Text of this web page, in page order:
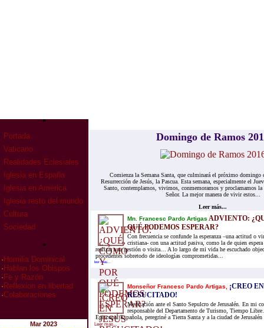
Portada
Vaticano
Realidades Eclesiales
Iglesia en España
Iglesia en América
Iglesia resto del mundo
Cultura
Sociedad
· Homilia Dominical
· Hablan los Obispos
· Fe y Razón
· Reflexion en libertad
·Colaboraciones
Mar 2023
Domingo de Ramos
Comienza la Semana Santa, que culminará el próximo domingo
Resurrección de Jesús, la Pascua. Esta semana, especialmente el
Santo, contemplamos, vivimos, conmemoramos y proclamamos
Señor. La mejor manera de vivir estos...
Leer más...
Mn. Francesc Pardo Artigas ADVIENTO:
QUÉ PODEMOS ESPERAR?
Con frecuencia se confunde la esperanza –una actitud o
cristiana- con una actitud pasiva, como la de quien
realizar una gestión o visita… A lo largo de mi vida he escuchado
procedentes sobretodo de ideologías comprometidas...
leer mas...
Monseñor Francesc Pardo Artigas, ¡CREO
RESUCITADO!
Meditación ante el Santo Sepulcro de Jerusalén. En mi
responsable del Departamento de Turismo, Tiempo
Episcopal Española, peregriné a Tierra Santa y a la ciudad de
Leer mas...